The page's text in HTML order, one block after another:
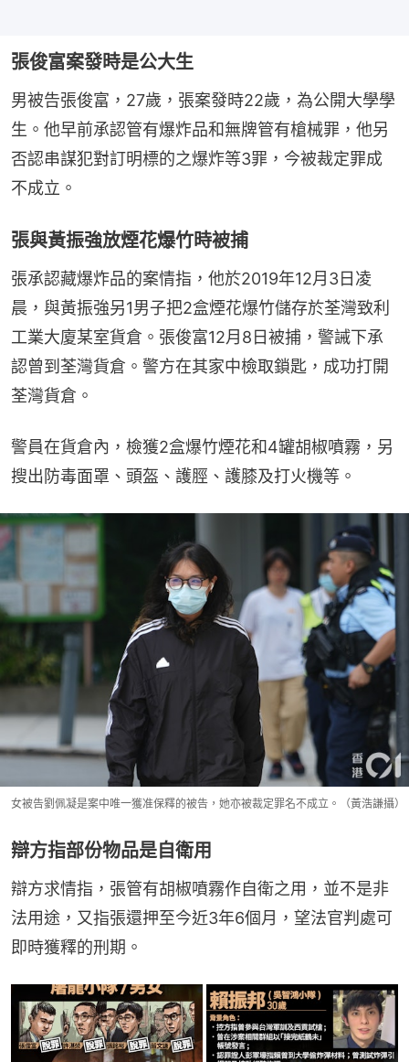
張俊富案發時是公大生
男被告張俊富，27歲，張案發時22歲，為公開大學學
生。他早前承認管有爆炸品和無牌管有槍械罪，他另
否認串謀犯對訂明標的之爆炸等3罪，今被裁定罪成
不成立。
張與黃振強放煙花爆竹時被捕
張承認藏爆炸品的案情指，他於2019年12月3日凌
晨，與黃振強另1男子把2盒煙花爆竹儲存於荃灣致利
工業大廈某室貨倉。張俊富12月8日被捕，警誡下承
認曾到荃灣貨倉。警方在其家中檢取鎖匙，成功打開
荃灣貨倉。
警員在貨倉內，檢獲2盒爆竹煙花和4罐胡椒噴霧，另
搜出防毒面罩、頭盔、護脛、護膝及打火機等。
女被告劉佩凝是案中唯一獲准保釋的被告，她亦被裁定罪名不成立。（黃浩謙攝）
辯方指部份物品是自衛用
辯方求情指，張管有胡椒噴霧作自衛之用，並不是非
法用途，又指張還押至今近3年6個月，望法官判處可
即時獲釋的刑期。